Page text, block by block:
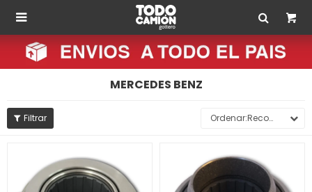

MERCEDES BENZ
Recomendados